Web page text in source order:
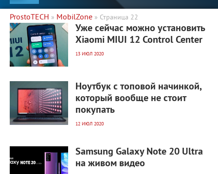
ProstoTECH » MobilZone » Страница 22
4 893 0
Уже сейчас можно установить
Xiaomi MIUI 12 Control Center
13 ИЮЛ 2020
Ноутбук с топовой начинкой,
который вообще не стоит
покупать
12 ИЮЛ 2020
Samsung Galaxy Note 20 Ultra
на живом видео